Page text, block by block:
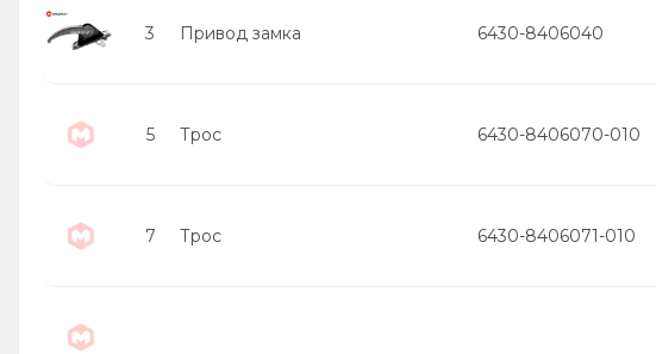
3 Привод замка 6430-8406040
5 Трос 6430-8406070-010
7 Трос 6430-8406071-010